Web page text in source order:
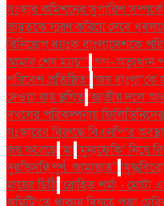
সংস্কার কমিশনের সুপারিশ
ভারতকে স্মরণ করিয়ে দেবে
বিনিয়োগ ব্যাংক বাংলাদেশকে
আমার শেষ ম্যাচ’" ‘গণ–অভ্যুত্থান
পরিবেশ প্রতিষ্ঠিত’ ‘জয়
দেওয়া রায় স্থগিত ‘জাতীয় দলে
দখলের পরিকল্পনায় ফিলিস্তিনিদের
সংস্কারের বিরুদ্ধে বিএনপি’র
জয় করেছে ‘মা ‘মুনাফেকি’ নিয়ে
দুরভিসন্ধিপূর্ণ: জামায়াত"
মায়ের চিঠি ‘রোহিত শর্মা -
কমিটি’তে থাকার বিষয়ে পূজা